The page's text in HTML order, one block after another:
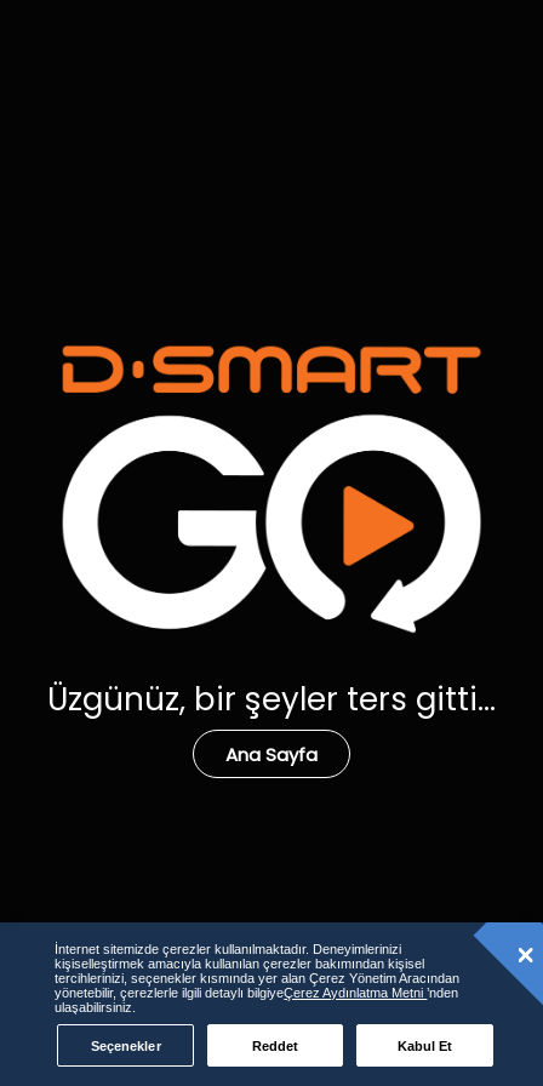
Üzgünüz, bir şeyler ters gitti...
Ana Sayfa
İnternet sitemizde çerezler kullanılmaktadır. Deneyimlerinizi
kişiselleştirmek amacıyla kullanılan çerezler bakımından kişisel
tercihlerinizi, seçenekler kısmında yer alan Çerez Yönetim Aracından
yönetebilir, çerezlerle ilgili detaylı bilgiyeÇerez Aydınlatma Metni’nden
ulaşabilirsiniz.
Seçenekler Reddet Kabul Et